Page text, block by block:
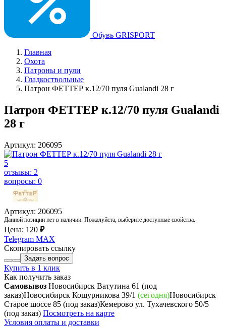
Обувь GRISPORT
Главная
Охота
Патроны и пули
Гладкоствольные
Патрон ФЕТТЕР к.12/70 пуля Gualandi 28 г
Патрон ФЕТТЕР к.12/70 пуля Gualandi
28 г
Артикул: 206095
5
отзывы: 2
вопросы: 0
Артикул: 206095
Данной позиции нет в наличии. Пожалуйста, выберите доступные свойства.
Цена: 120 ₽
Telegram MAX
Скопировать ссылку
Задать вопрос
Купить в 1 клик
Как получить заказ
Самовывоз Новосибирск Ватутина 61 (под
заказ)Новосибирск Кошурникова 39/1 (сегодня)Новосибирск
Старое шоссе 85 (под заказ)Кемерово ул. Тухачевского 50/5
(под заказ) Посмотреть на карте
Условия оплаты и доставки